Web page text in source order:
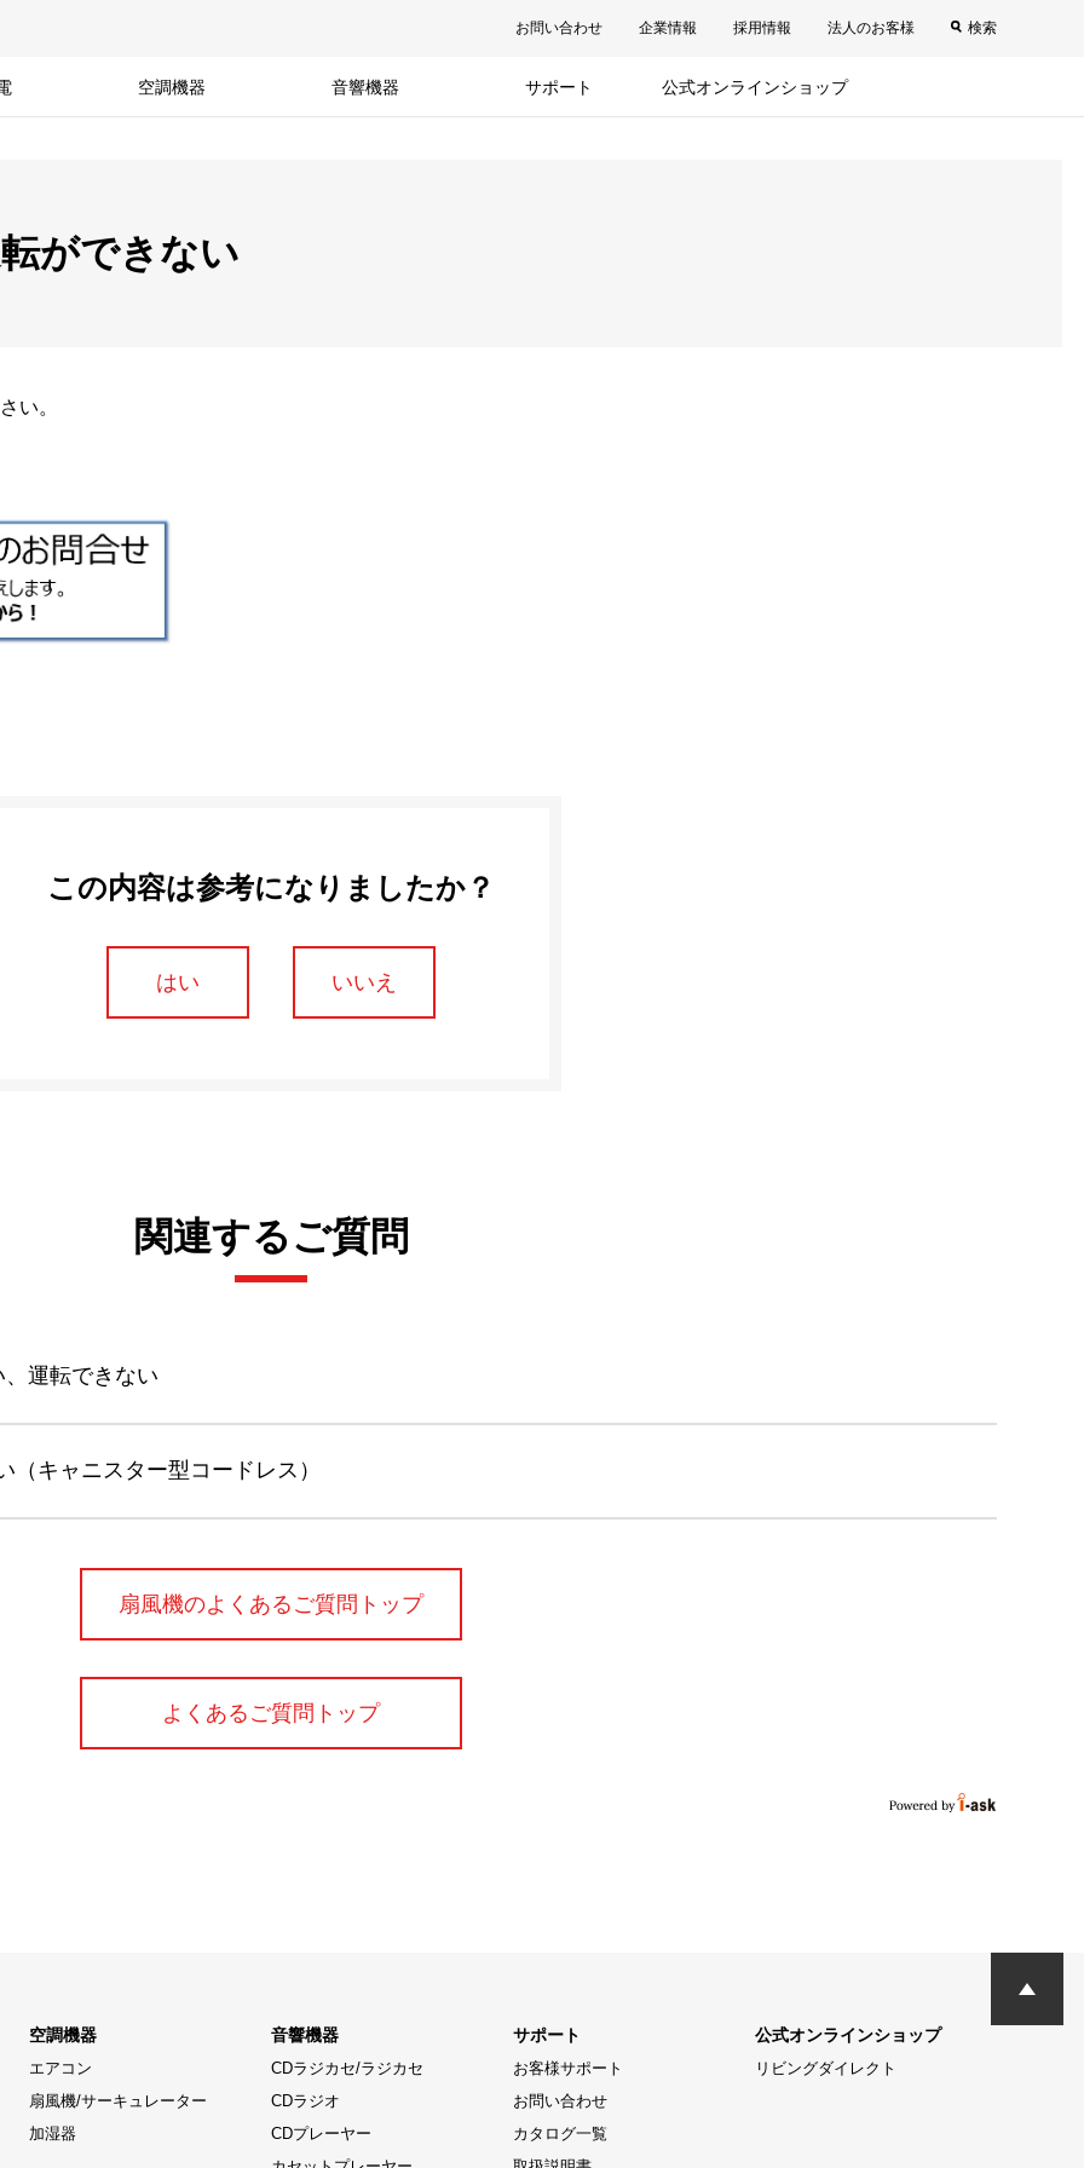
お問い合わせ 企業情報 採用情報 法人のお客様 検索
空調機器 音響機器 サポート 公式オンラインショップ
ができない
い。
この内容は参考になりましたか？
はい いいえ
関連するご質問
運転できない
キャニスター型コードレス）
扇風機のよくあるご質問トップ
よくあるご質問トップ
空調機器
エアコン
扇風機/サーキュレーター
加湿器
音響機器
CDラジカセ/ラジカセ
CDラジオ
CDプレーヤー
サポート
お客様サポート
お問い合わせ
カタログ一覧
公式オンラインショップ
リビングダイレクト